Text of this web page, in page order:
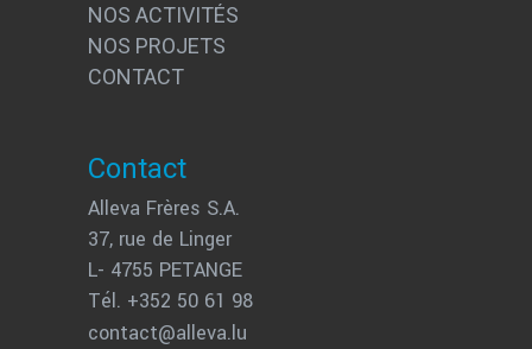
NOS ACTIVITÉS
NOS PROJETS
CONTACT
Contact
Alleva Frères S.A.
37, rue de Linger
L- 4755 PETANGE
Tél. +352 50 61 98
contact@alleva.lu